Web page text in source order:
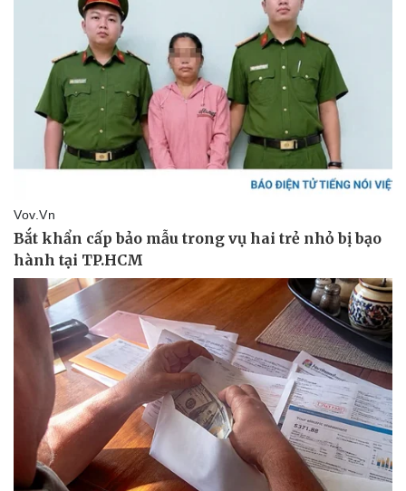
Pháp luật
Tin nóng
Tư vấn luật
Quân sự - Quốc phòng
Vũ khí
Việt Nam
Phân tích